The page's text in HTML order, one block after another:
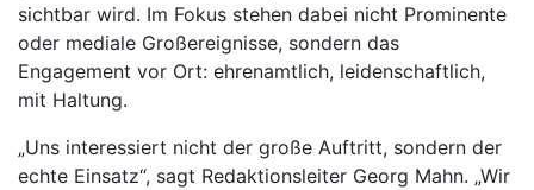
sichtbar wird. Im Fokus stehen dabei nicht Prominente
oder mediale Großereignisse, sondern das
Engagement vor Ort: ehrenamtlich, leidenschaftlich,
mit Haltung.
„Uns interessiert nicht der große Auftritt, sondern der
echte Einsatz“, sagt Redaktionsleiter Georg Mahn. „Wir